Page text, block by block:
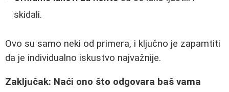
skidali.
Ovo su samo neki od primera, i ključno je zapamtiti
da je individualno iskustvo najvažnije.
Zaključak: Naći ono što odgovara baš vama